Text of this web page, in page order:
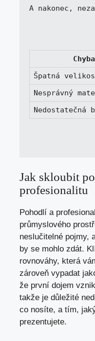
A nakonec,
Chyba
Špatná
Nesprávný
Nedostatečná
Jak skloubit
profesionalitu
Pohodlí a
průmyslového
neslučitelné pojmy,
by se mohlo zdát.
rovnováhy, která
zároveň vypadat
že první dojem
takže je důležité
co nosíte, a tím,
prezentujete.